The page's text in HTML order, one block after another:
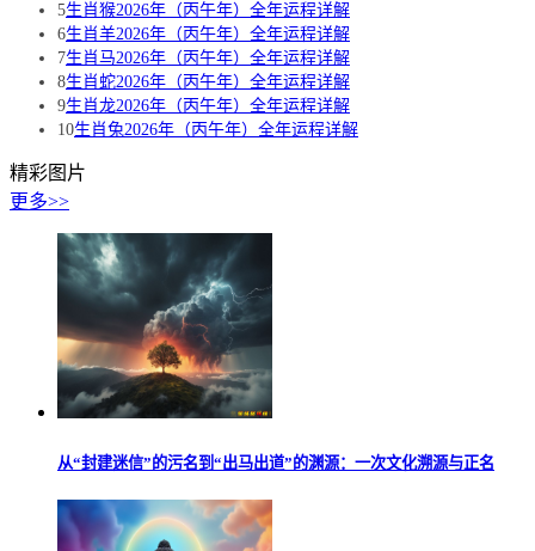
5生肖猴2026年（丙午年）全年运程详解
6生肖羊2026年（丙午年）全年运程详解
7生肖马2026年（丙午年）全年运程详解
8生肖蛇2026年（丙午年）全年运程详解
9生肖龙2026年（丙午年）全年运程详解
10生肖兔2026年（丙午年）全年运程详解
精彩图片
更多>>
从“封建迷信”的污名到“出马出道”的渊源：一次文化溯源与正名